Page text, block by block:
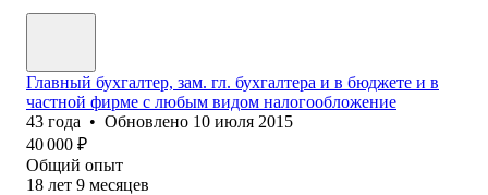
Главный бухгалтер, зам. гл. бухгалтера и в бюджете и в
частной фирме с любым видом налогообложение
43 года • Обновлено 10 июля 2015
40 000 ₽
Общий опыт
18 лет 9 месяцев